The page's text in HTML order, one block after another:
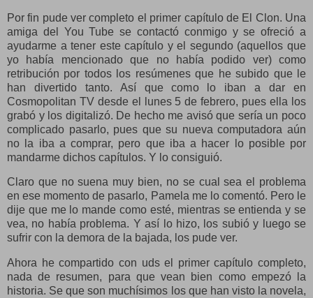
Por fin pude ver completo el primer capítulo de El Clon. Una
amiga del You Tube se contactó conmigo y se ofreció a
ayudarme a tener este capítulo y el segundo (aquellos que
yo había mencionado que no había podido ver) como
retribución por todos los resúmenes que he subido que le
han divertido tanto. Así que como lo iban a dar en
Cosmopolitan TV desde el lunes 5 de febrero, pues ella los
grabó y los digitalizó. De hecho me avisó que sería un poco
complicado pasarlo, pues que su nueva computadora aún
no la iba a comprar, pero que iba a hacer lo posible por
mandarme dichos capítulos. Y lo consiguió.
Claro que no suena muy bien, no se cual sea el problema
en ese momento de pasarlo, Pamela me lo comentó. Pero le
dije que me lo mande como esté, mientras se entienda y se
vea, no había problema. Y así lo hizo, los subió y luego se
sufrir con la demora de la bajada, los pude ver.
Ahora he compartido con uds el primer capítulo completo,
nada de resumen, para que vean bien como empezó la
historia. Se que son muchísimos los que han visto la novela,